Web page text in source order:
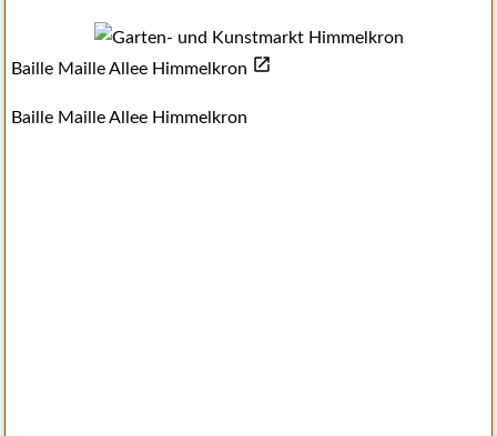
Baille Maille Allee Himmelkron
Baille Maille Allee Himmelkron